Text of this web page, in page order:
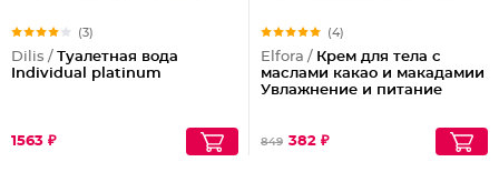
(3)
Dilis / Туалетная вода
Individual platinum
1563 ₽
(4)
Elfora / Крем для тела с
маслами какао и макадамии
Увлажнение и питание
849 382 ₽